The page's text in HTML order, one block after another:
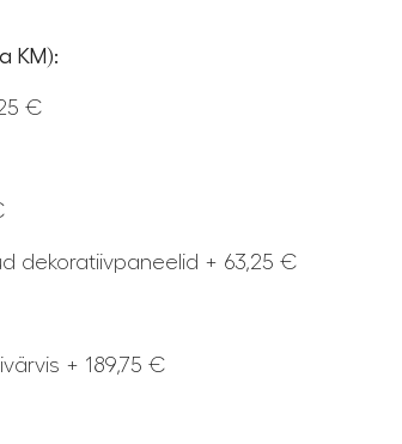
KM):
€
dekoratiivpaneelid + 63,25 €
+ 189,75 €